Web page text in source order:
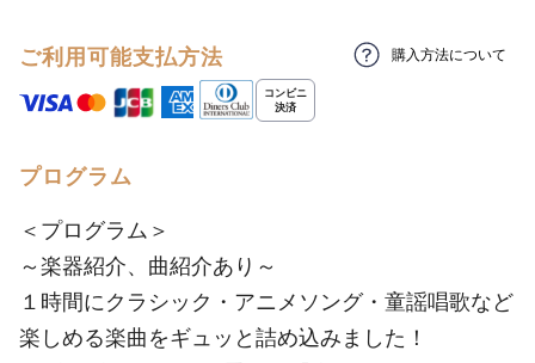
ご利用可能支払方法 購入方法について
プログラム
＜プログラム＞
～楽器紹介、曲紹介あり～
１時間にクラシック・アニメソング・童謡唱歌など
楽しめる楽曲をギュッと詰め込みました！